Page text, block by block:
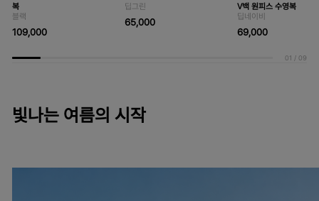
복
블랙
109,000
딥그린
65,000
V백 원피스 수영복
딥네이비
69,000
01 / 09
빛나는 여름의 시작